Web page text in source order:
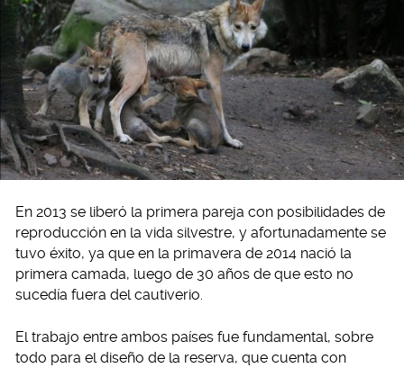
En 2013 se liberó la primera pareja con posibilidades de
reproducción en la vida silvestre, y afortunadamente se
tuvo éxito, ya que en la primavera de 2014 nació la
primera camada, luego de 30 años de que esto no
sucedía fuera del cautiverio.
El trabajo entre ambos países fue fundamental, sobre
todo para el diseño de la reserva, que cuenta con